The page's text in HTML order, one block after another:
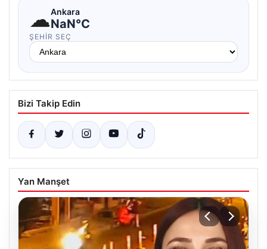
☁Ankara
NaN°C
ŞEHIR SEÇ
Bizi Takip Edin
Yan Manşet